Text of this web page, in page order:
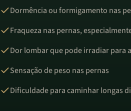
Dormência ou formigamento nas
Fraqueza nas pernas,
Dor lombar que pode irradiar para
Sensação de peso nas pernas
Dificuldade para caminhar longas